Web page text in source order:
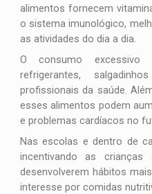
alimentos fornecem
o sistema imunológico,
as atividades do dia a dia.
O consumo excessivo
refrigerantes,
profissionais da saúde.
esses alimentos podem
e problemas cardíacos no
Nas escolas e dentro de
incentivando as crianças
desenvolverem hábitos
interesse por comidas